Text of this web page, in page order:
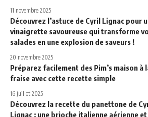
11 novembre 2025
Découvrez l’astuce de Cyril Lignac pour
vinaigrette savoureuse qui transforme
salades en une explosion de saveurs !
20 novembre 2025
Préparez facilement des Pim’s maison à
fraise avec cette recette simple
16 juillet 2025
Découvrez la recette du panettone de
Lignac : une brioche italienne aérienne et